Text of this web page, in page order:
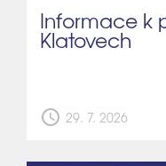
Informace k
Klatovech
schedule 29. 7. 2026